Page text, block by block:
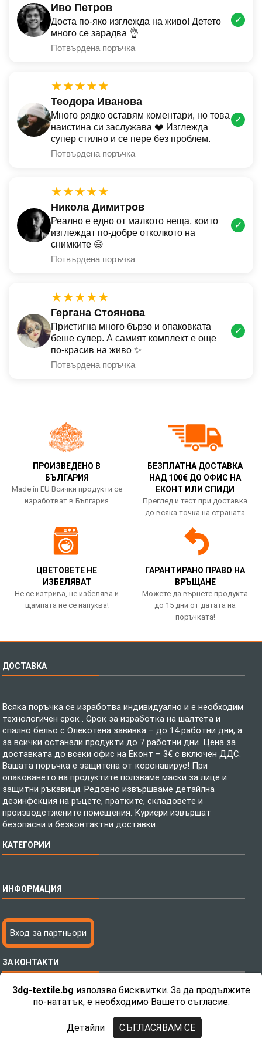
3dg-textile.bg използва бисквитки. За да продължите
по-нататък, е необходимо Вашето съгласие.
Детайли СЪГЛАСЯВАМ СЕ
Иво Петров
Доста по-яко изглежда на живо! Детето
много се зарадва 👌
Потвърдена поръчка
✓
★★★★★
Теодора Иванова
Много рядко оставям коментари, но това
наистина си заслужава ❤️ Изглежда
супер стилно и се пере без проблем.
Потвърдена поръчка
✓
★★★★★
Никола Димитров
Реално е едно от малкото неща, които
изглеждат по-добре отколкото на
снимките 😄
Потвърдена поръчка
✓
★★★★★
Гергана Стоянова
Пристигна много бързо и опаковката
беше супер. А самият комплект е още
по-красив на живо ✨
Потвърдена поръчка
✓
ПРОИЗВЕДЕНО В
БЪЛГАРИЯ
Made in EU Всички продукти се
изработват в България
БЕЗПЛАТНА ДОСТАВКА
НАД 100€ ДО ОФИС НА
ЕКОНТ ИЛИ СПИДИ
Преглед и тест при доставка
до всяка точка на страната
ЦВЕТОВЕТЕ НЕ
ИЗБЕЛЯВАТ
Не се изтрива, не избелява и
щампата не се напуква!
ГАРАНТИРАНО ПРАВО НА
ВРЪЩАНЕ
Можете да върнете продукта
до 15 дни от датата на
поръчката!
ДОСТАВКА
Всяка поръчка се изработва индивидуално и е необходим
технологичен срок . Срок за изработка на шалтета и
спално бельо с Олекотена завивка – до 14 работни дни, а
за всички останали продукти до 7 работни дни. Цена за
доставката до всеки офис на Еконт – 3€ с включен ДДС.
Вашата поръчка е защитена от коронавирус! При
опаковането на продуктите ползваме маски за лице и
защитни ръкавици. Редовно извършваме детайлна
дезинфекция на ръцете, пратките, складовете и
производстжените помещения. Куриери извършат
безопасни и безконтактни доставки.
КАТЕГОРИИ
Бебешки спални комплекти
Тениски с пълноцветен печат
Хавлиени кърпи
Пончо за водни спортове
Микрофибърни Велурени Кърпи
Детски пончота
ИНФОРМАЦИЯ
Технология на печатане
Файлове за печат
Как да поръчам?
С какво сме различни?
Политика за поверителност
Вход за партньори
ЗА КОНТАКТИ
Телефон:0892 26 04 34 / 0896 57 42 42